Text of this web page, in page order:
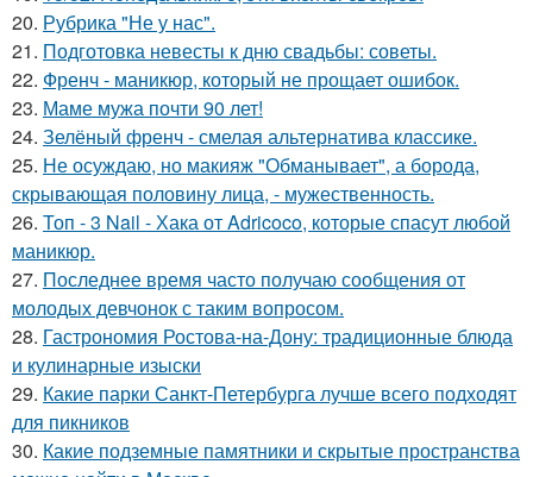
20. Рубрика "Не у нас".
21. Подготовка невесты к дню свадьбы: советы.
22. Френч - маникюр, который не прощает ошибок.
23. Маме мужа почти 90 лет!
24. Зелёный френч - смелая альтернатива классике.
25. Не осуждаю, но макияж "Обманывает", а борода,
скрывающая половину лица, - мужественность.
26. Топ - 3 Nail - Хака от Adricoco, которые спасут любой
маникюр.
27. Последнее время часто получаю сообщения от
молодых девчонок с таким вопросом.
28. Гастрономия Ростова-на-Дону: традиционные блюда
и кулинарные изыски
29. Какие парки Санкт-Петербурга лучше всего подходят
для пикников
30. Какие подземные памятники и скрытые пространства